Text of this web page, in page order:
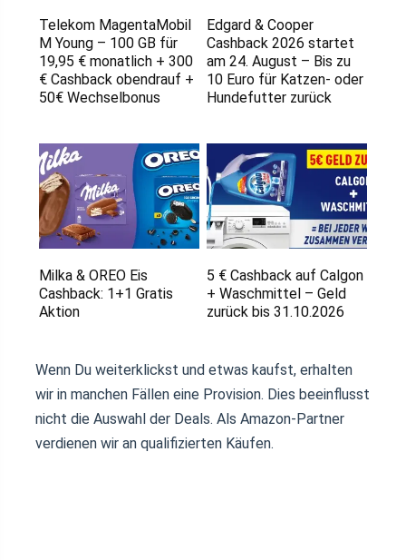
Telekom MagentaMobil
M Young – 100 GB für
19,95 € monatlich + 300
€ Cashback obendrauf +
50€ Wechselbonus
Edgard & Cooper
Cashback 2026 startet
am 24. August – Bis zu
10 Euro für Katzen- oder
Hundefutter zurück
Milka & OREO Eis
Cashback: 1+1 Gratis
Aktion
5 € Cashback auf Calgon
+ Waschmittel – Geld
zurück bis 31.10.2026
Wenn Du weiterklickst und etwas kaufst, erhalten
wir in manchen Fällen eine Provision. Dies beeinflusst
nicht die Auswahl der Deals. Als Amazon-Partner
verdienen wir an qualifizierten Käufen.